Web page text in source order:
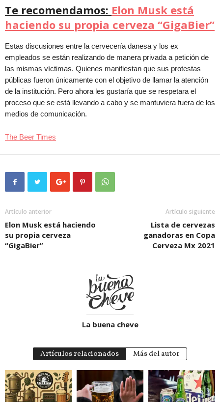
Te recomendamos: Elon Musk está
haciendo su propia cerveza “GigaBier”
Estas discusiones entre la cervecería danesa y los ex
empleados se están realizando de manera privada a petición de
las mismas víctimas. Quienes manifiestan que sus protestas
públicas fueron únicamente con el objetivo de llamar la atención
de la institución. Pero ahora les gustaría que se respetara el
proceso que se está llevando a cabo y se mantuviera fuera de los
medios de comunicación.
The Beer Times
Artículo anterior
Elon Musk está haciendo
su propia cerveza
“GigaBier”
Artículo siguiente
Lista de cervezas
ganadoras en Copa
Cerveza Mx 2021
La buena cheve
Artículos relacionados Más del autor